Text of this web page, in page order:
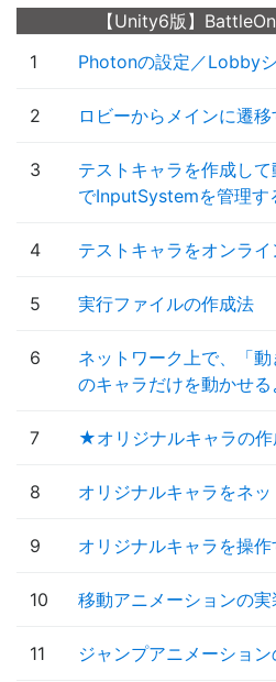
【Unity6版】
1
Photonの設定／Lobby
2 ロビーからメインに遷
3
テストキャラを作成し
でInputSystemを管理す
4 テストキャラをオンラ
5 実行ファイルの作成法
6
ネットワーク上で、「
のキャラだけを動かせる
7 ★オリジナルキャラの作
8 オリジナルキャラをネ
9 オリジナルキャラを操作
10 移動アニメーションの実
11 ジャンプアニメーショ